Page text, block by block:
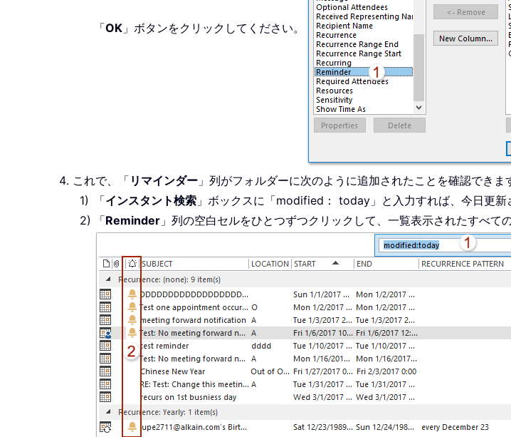
「OK 」ボタンをクリックしてください。
これで、「 リマインダー 」列がフォルダーに次のように追加されたことを確認できま
「インスタント検索 」ボックスに「modified： today」と入力すれば、今日更新
「Reminder 」列の空白セルをひとつずつクリックして、一覧表示されたすべて